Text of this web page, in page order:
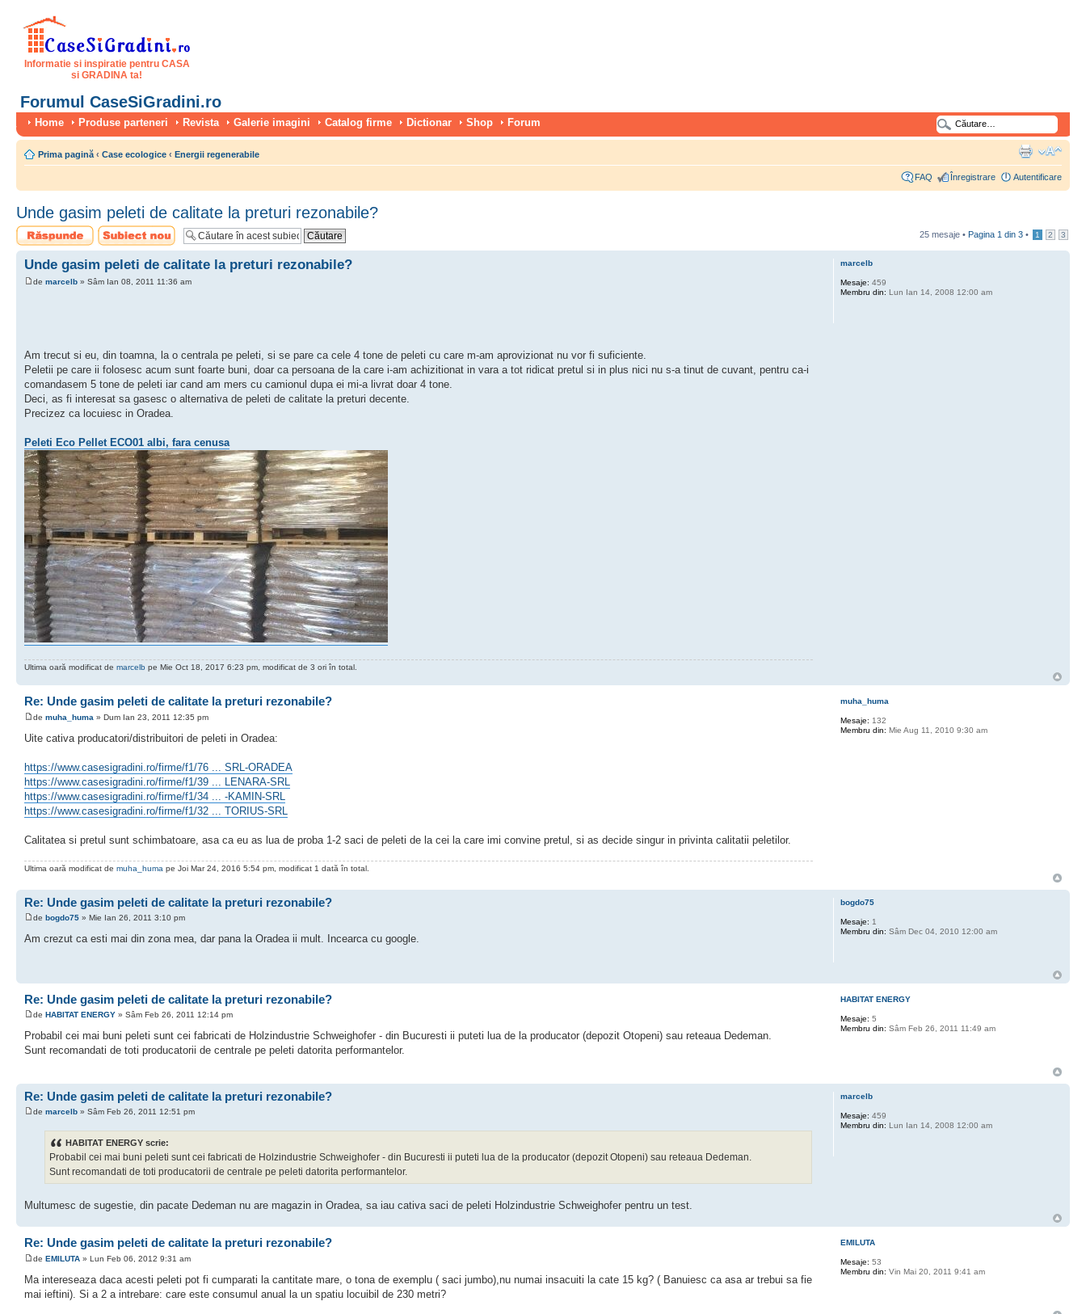
Informatie si inspiratie pentru CASA
si GRADINA ta!
Forumul CaseSiGradini.ro
Home Produse parteneri Revista Galerie imagini Catalog firme Dictionar Shop Forum
Prima pagină ‹ Case ecologice ‹ Energii regenerabile
FAQ Înregistrare Autentificare
Unde gasim peleti de calitate la preturi rezonabile?
Scrie un răspuns
Scrie un subiect
nou
25 mesaje • Pagina 1 din 3 • 1 2 3
Unde gasim peleti de calitate la preturi rezonabile?
de marcelb » Sâm Ian 08, 2011 11:36 am
Am trecut si eu, din toamna, la o centrala pe peleti, si se pare ca cele 4 tone de peleti cu care m-am aprovizionat nu vor fi suficiente.
Peletii pe care ii folosesc acum sunt foarte buni, doar ca persoana de la care i-am achizitionat in vara a tot ridicat pretul si in plus nici nu s-a tinut de cuvant, pentru ca-i
comandasem 5 tone de peleti iar cand am mers cu camionul dupa ei mi-a livrat doar 4 tone.
Deci, as fi interesat sa gasesc o alternativa de peleti de calitate la preturi decente.
Precizez ca locuiesc in Oradea.
Peleti Eco Pellet ECO01 albi, fara cenusa
Ultima oară modificat de marcelb pe Mie Oct 18, 2017 6:23 pm, modificat de 3 ori în total.
marcelb
Mesaje: 459
Membru din: Lun Ian 14, 2008 12:00 am
Re: Unde gasim peleti de calitate la preturi rezonabile?
de muha_huma » Dum Ian 23, 2011 12:35 pm
Uite cativa producatori/distribuitori de peleti in Oradea:
https://www.casesigradini.ro/firme/f1/76 ... SRL-ORADEA
https://www.casesigradini.ro/firme/f1/39 ... LENARA-SRL
https://www.casesigradini.ro/firme/f1/34 ... -KAMIN-SRL
https://www.casesigradini.ro/firme/f1/32 ... TORIUS-SRL
Calitatea si pretul sunt schimbatoare, asa ca eu as lua de proba 1-2 saci de peleti de la cei la care imi convine pretul, si as decide singur in privinta calitatii peletilor.
Ultima oară modificat de muha_huma pe Joi Mar 24, 2016 5:54 pm, modificat 1 dată în total.
muha_huma
Mesaje: 132
Membru din: Mie Aug 11, 2010 9:30 am
Re: Unde gasim peleti de calitate la preturi rezonabile?
de bogdo75 » Mie Ian 26, 2011 3:10 pm
Am crezut ca esti mai din zona mea, dar pana la Oradea ii mult. Incearca cu google.
bogdo75
Mesaje: 1
Membru din: Sâm Dec 04, 2010 12:00 am
Re: Unde gasim peleti de calitate la preturi rezonabile?
de HABITAT ENERGY » Sâm Feb 26, 2011 12:14 pm
Probabil cei mai buni peleti sunt cei fabricati de Holzindustrie Schweighofer - din Bucuresti ii puteti lua de la producator (depozit Otopeni) sau reteaua Dedeman.
Sunt recomandati de toti producatorii de centrale pe peleti datorita performantelor.
HABITAT ENERGY
Mesaje: 5
Membru din: Sâm Feb 26, 2011 11:49 am
Re: Unde gasim peleti de calitate la preturi rezonabile?
de marcelb » Sâm Feb 26, 2011 12:51 pm
HABITAT ENERGY scrie:
Probabil cei mai buni peleti sunt cei fabricati de Holzindustrie Schweighofer - din Bucuresti ii puteti lua de la producator (depozit Otopeni) sau reteaua Dedeman.
Sunt recomandati de toti producatorii de centrale pe peleti datorita performantelor.
Multumesc de sugestie, din pacate Dedeman nu are magazin in Oradea, sa iau cativa saci de peleti Holzindustrie Schweighofer pentru un test.
marcelb
Mesaje: 459
Membru din: Lun Ian 14, 2008 12:00 am
Re: Unde gasim peleti de calitate la preturi rezonabile?
de EMILUTA » Lun Feb 06, 2012 9:31 am
Ma intereseaza daca acesti peleti pot fi cumparati la cantitate mare, o tona de exemplu ( saci jumbo),nu numai insacuiti la cate 15 kg? ( Banuiesc ca asa ar trebui sa fie
mai ieftini). Si a 2 a intrebare: care este consumul anual la un spatiu locuibil de 230 metri?
EMILUTA
Mesaje: 53
Membru din: Vin Mai 20, 2011 9:41 am